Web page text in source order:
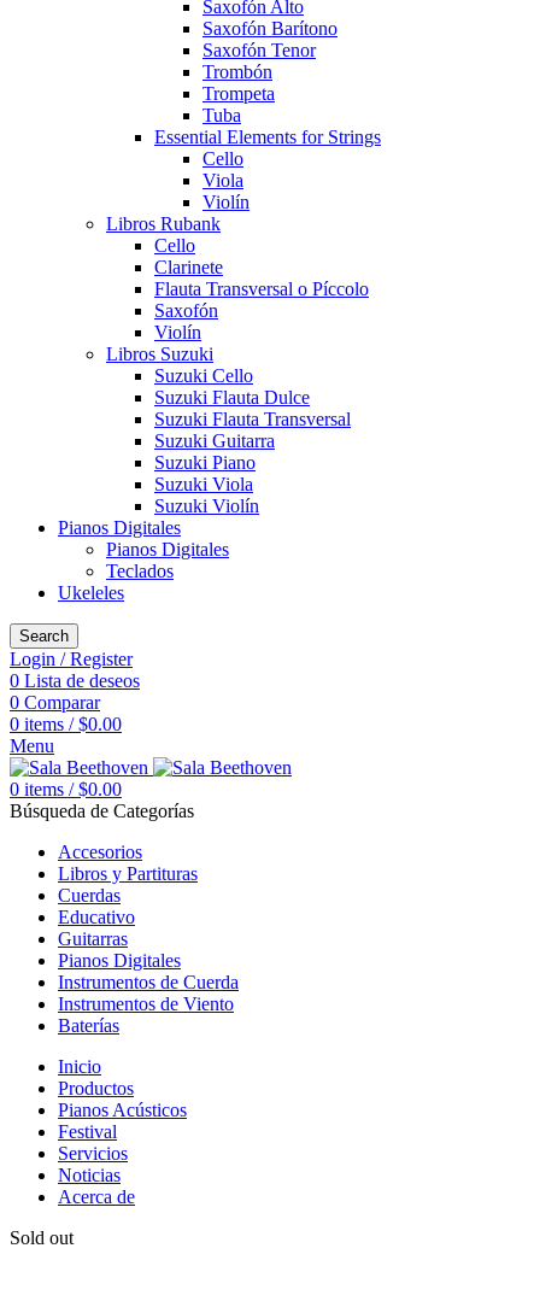
Saxofón Alto
Saxofón Barítono
Saxofón Tenor
Trombón
Trompeta
Tuba
Essential Elements for Strings
Cello
Viola
Violín
Libros Rubank
Cello
Clarinete
Flauta Transversal o Píccolo
Saxofón
Violín
Libros Suzuki
Suzuki Cello
Suzuki Flauta Dulce
Suzuki Flauta Transversal
Suzuki Guitarra
Suzuki Piano
Suzuki Viola
Suzuki Violín
Pianos Digitales
Pianos Digitales
Teclados
Ukeleles
Search
Login / Register
0 Lista de deseos
0 Comparar
0 items / $0.00
Menu
0 items / $0.00
Búsqueda de Categorías
Accesorios
Libros y Partituras
Cuerdas
Educativo
Guitarras
Pianos Digitales
Instrumentos de Cuerda
Instrumentos de Viento
Baterías
Inicio
Productos
Pianos Acústicos
Festival
Servicios
Noticias
Acerca de
Sold out